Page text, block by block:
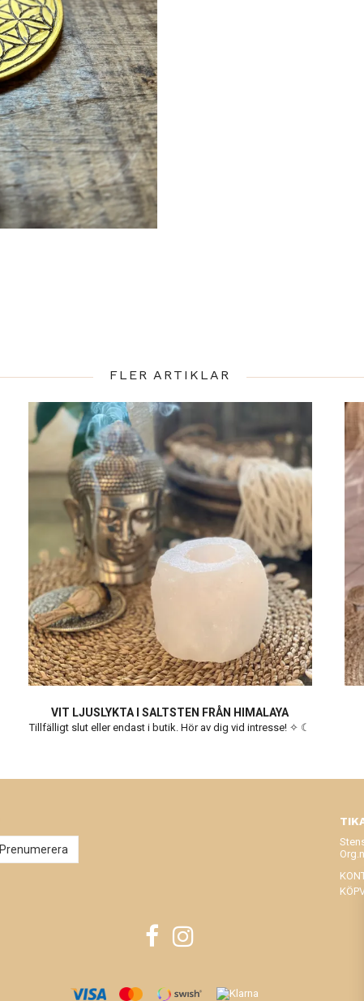
FLER ARTIKLAR
VIT LJUSLYKTA I SALTSTEN FRÅN HIMALAYA
Tillfälligt slut eller endast i butik. Hör av dig vid intresse! ✧ ☾
Prenumerera